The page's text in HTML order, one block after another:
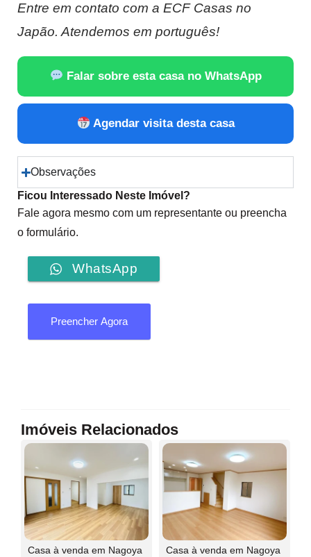
Entre em contato com a ECF Casas no
Japão. Atendemos em português!
Falar sobre esta casa no WhatsApp
Agendar visita desta casa
Observações
Ficou Interessado Neste Imóvel?
Fale agora mesmo com um representante ou preencha
o formulário.
WhatsApp
Preencher Agora
Imóveis Relacionados
Casa à venda em Nagoya
Casa à venda em Nagoya